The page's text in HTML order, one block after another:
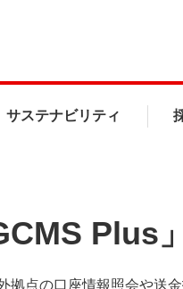
サステナビリティ
Plus」
拠点の口座情報照会や送